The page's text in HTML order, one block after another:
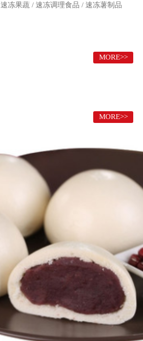
速冻果蔬/ 速冻调理食品 / 速冻薯制品
MORE>>
MORE>>